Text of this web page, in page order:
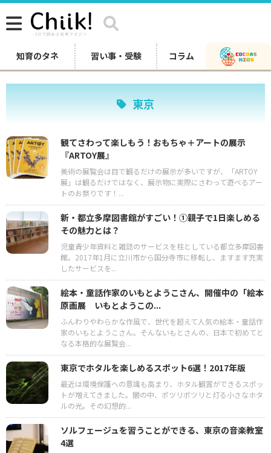
知育のタネ 習い事・受験 コラム
東京
観てさわって楽しもう！おもちゃ＋アートの展示
『ARTOY展』
美術の展覧会は目で観るだけの展示が多いですが、「ARTOY
展」は観るだけではなく、展示物に実際にさわって遊べるアー
トのお祭りです！...
新・都立多摩図書館がすごい！①親子で1日楽しめる
その魅力とは？
児童青少年資料と雑誌のサービスを柱としている都立多摩図書
館。2017年1月に立川市から国分寺市に移転し、ますます充実
したサービスを...
絵本・童話作家のいもとようこさん、開催中の「絵本
原画展 いもとようこの...
ふんわりやわらかな作風で、世代を超えて人気の絵本・童話作
家のいもとようこさん。そんないもとさんの、日本で初めてと
なる本格的な展覧会...
東京でホタルを楽しめるスポット6選！2017年版
最近は環境保護への意識も高まり、ホタル観賞ができるスポッ
トが増えてきました。闇の中、ポツリポツリと灯る小さなホタ
ルの光。その幻想的...
ソルフェージュを習うことができる、東京の音楽教室
4選